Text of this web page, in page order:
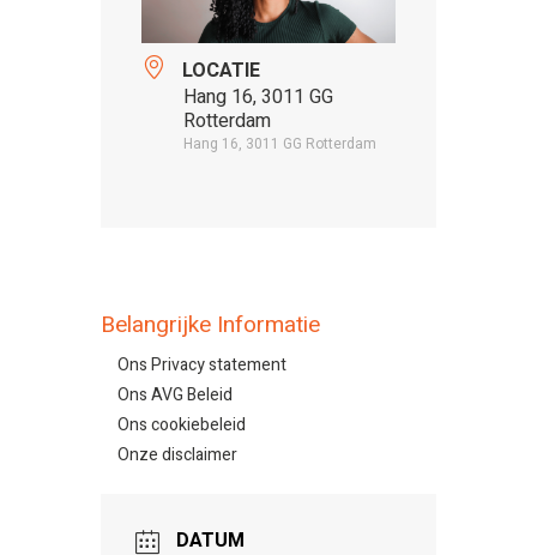
LOCATIE
Hang 16, 3011 GG
Rotterdam
Hang 16, 3011 GG Rotterdam
Belangrijke Informatie
Ons Privacy statement
Ons AVG Beleid
Ons cookiebeleid
Onze disclaimer
DATUM